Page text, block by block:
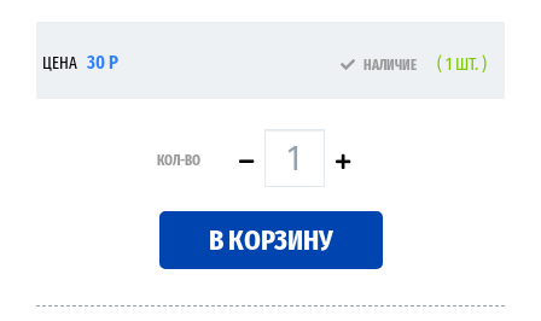
ЦЕНА 30 Р НАЛИЧИЕ ( 1 ШТ. )
КОЛ-ВО
В КОРЗИНУ